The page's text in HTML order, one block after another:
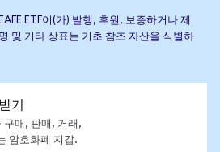
ETF이(가) 발행, 후원, 보증하거나 제
및 기타 상표는 기초 참조 자산을 식별하
기
매, 판매, 거래,
암호화폐 지갑.